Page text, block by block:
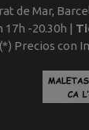
de Mar,
17h -20.30h |
(*) Precios con